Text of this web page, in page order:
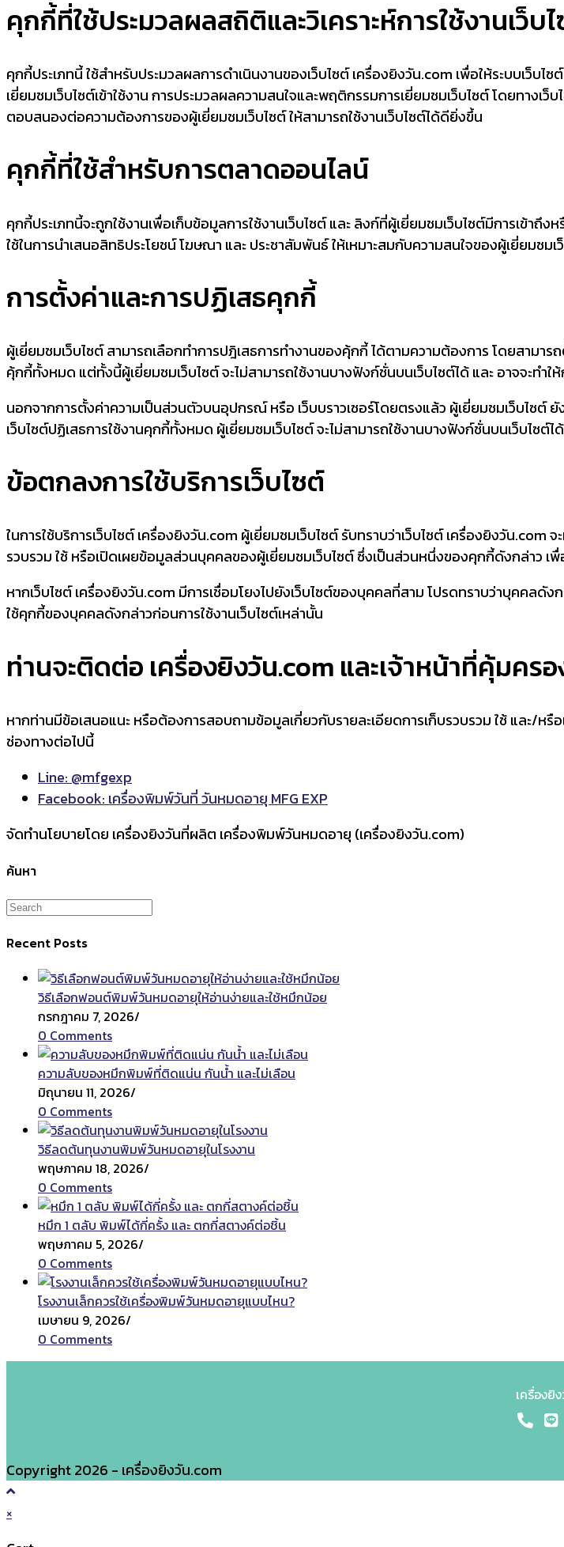
คุกกี้ที่ใช้ประมวลผลสถิติและวิเคราะห์การใช้งานเว็บ
คุกกี้ประเภทนี้ ใช้สำหรับประมวลผลการดำเนินงานของเว็บไซต์ เครื่องยิงวัน.com เพื่อให้ระบบเว็บ
เยี่ยมชมเว็บไซต์เข้าใช้งาน การประมวลผลความสนใจและพฤติกรรมการเยี่ยมชมเว็บไซต์ โดยทาง
ตอบสนองต่อความต้องการของผู้เยี่ยมชมเว็บไซต์ ให้สามารถใช้งานเว็บไซต์ได้ดียิ่งขึ้น
คุกกี้ที่ใช้สำหรับการตลาดออนไลน์
คุกกี้ประเภทนี้จะถูกใช้งานเพื่อเก็บข้อมูลการใช้งานเว็บไซต์ และ ลิงก์ที่ผู้เยี่ยมชมเว็บไซต์มีการเข้าถึ
ใช้ในการนำเสนอสิทธิประโยชน์ โฆษณา และ ประชาสัมพันธ์ ให้เหมาะสมกับความสนใจของผู้เยี่ยมชม
การตั้งค่าและการปฏิเสธคุกกี้
ผู้เยี่ยมชมเว็บไซต์ สามารถเลือกทำการปฎิเสธการทำงานของคุ้กกี้ ได้ตามความต้องการ โดยสามา
คุ้กกี้ทั้งหมด แต่ทั้งนี้ผู้เยี่ยมชมเว็บไซต์ จะไม่สามารถใช้งานบางฟังก์ชั่นบนเว็บไซต์ได้ และ อาจจะทำใ
นอกจากการตั้งค่าความเป็นส่วนตัวบนอุปกรณ์ หรือ เว็บบราวเซอร์โดยตรงแล้ว ผู้เยี่ยมชมเว็บไซ
เว็บไซต์ปฏิเสธการใช้งานคุกกี้ทั้งหมด ผู้เยี่ยมชมเว็บไซต์ จะไม่สามารถใช้งานบางฟังก์ชั่นบนเว็บไซต์
ข้อตกลงการใช้บริการเว็บไซต์
ในการใช้บริการเว็บไซต์ เครื่องยิงวัน.com ผู้เยี่ยมชมเว็บไซต์ รับทราบว่าเว็บไซต์ เครื่องยิงวัน
รวบรวม ใช้ หรือเปิดเผยข้อมูลส่วนบุคคลของผู้เยี่ยมชมเว็บไซต์ ซึ่งเป็นส่วนหนึ่งของคุกกี้ดังกล่าว เ
หากเว็บไซต์ เครื่องยิงวัน.com มีการเชื่อมโยงไปยังเว็บไซต์ของบุคคลที่สาม โปรดทราบว่าบุคคลดั
ใช้คุกกี้ของบุคคลดังกล่าวก่อนการใช้งานเว็บไซต์เหล่านั้น
ท่านจะติดต่อ เครื่องยิงวัน.com และเจ้าหน้าที่คุ้มคร
หากท่านมีข้อเสนอแนะ หรือต้องการสอบถามข้อมูลเกี่ยวกับรายละเอียดการเก็บรวบรวม ใช้ และ
ช่องทางต่อไปนี้
Line: @mfgexp
Facebook: เครื่องพิมพ์วันที่ วันหมดอายุ MFG EXP
จัดทำนโยบายโดย เครื่องยิงวันที่ผลิต เครื่องพิมพ์วันหมดอายุ (เครื่องยิงวัน.com)
ค้นหา
Recent Posts
วิธีเลือกฟอนต์พิมพ์วันหมดอายุให้อ่านง่ายและใช้หมึกน้อย
กรกฎาคม 7, 2026/
0 Comments
ความลับของหมึกพิมพ์ที่ติดแน่น กันน้ำ และไม่เลือน
มิถุนายน 11, 2026/
0 Comments
วิธีลดต้นทุนงานพิมพ์วันหมดอายุในโรงงาน
พฤษภาคม 18, 2026/
0 Comments
หมึก 1 ตลับ พิมพ์ได้กี่ครั้ง และ ตกกี่สตางค์ต่อชิ้น
พฤษภาคม 5, 2026/
0 Comments
โรงงานเล็กควรใช้เครื่องพิมพ์วันหมดอายุแบบไหน?
เมษายน 9, 2026/
0 Comments
เครื่องยิ
Copyright 2026 - เครื่องยิงวัน.com
×